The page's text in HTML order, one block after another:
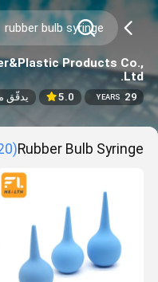
Products Co.,
Ltd.
29
YEARS
5.0 يدقّق
Rubber Bulb Syringe
(120)